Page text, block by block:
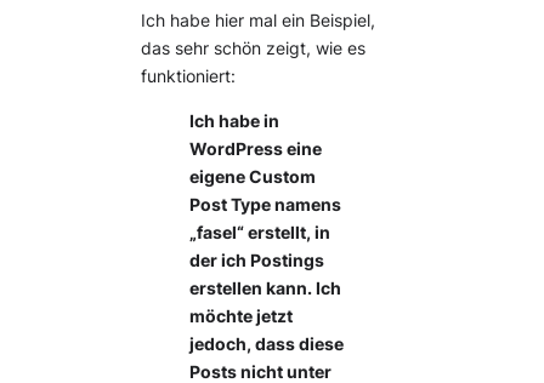
Ich habe hier mal ein Beispiel,
das sehr schön zeigt, wie es
funktioniert:
Ich habe in
WordPress eine
eigene Custom
Post Type namens
„fasel“ erstellt, in
der ich Postings
erstellen kann. Ich
möchte jetzt
jedoch, dass diese
Posts nicht unter